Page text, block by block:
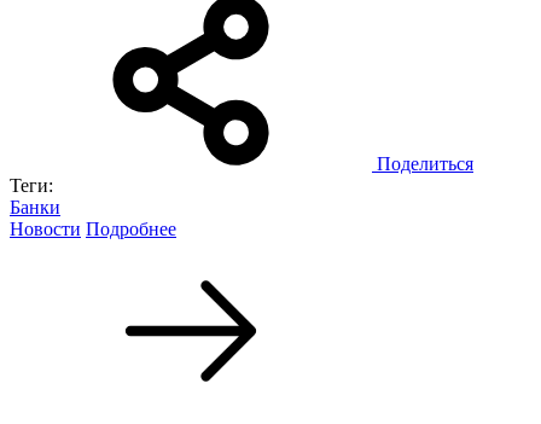
Поделиться
Теги:
Банки
Новости Подробнее